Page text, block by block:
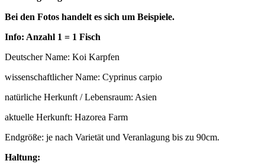
Bei den Fotos handelt es sich um Beispiele.
Info: Anzahl 1 = 1 Fisch
Deutscher Name: Koi Karpfen
wissenschaftlicher Name: Cyprinus carpio
natürliche Herkunft / Lebensraum: Asien
aktuelle Herkunft: Hazorea Farm
Endgröße: je nach Varietät und Veranlagung bis zu 90cm.
Haltung: